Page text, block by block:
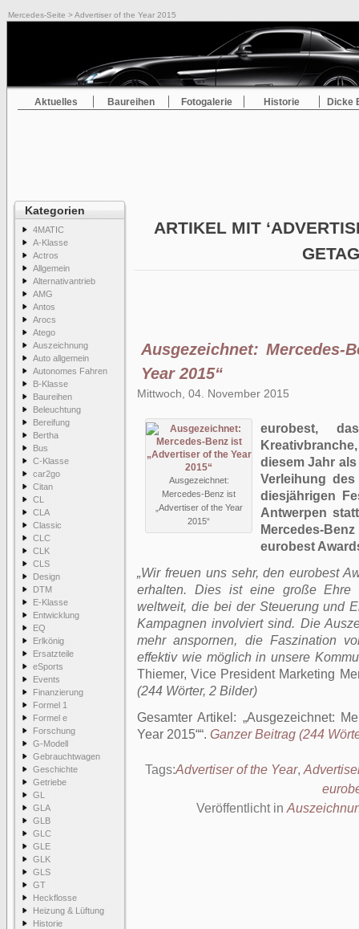
Mercedes-Seite > Advertiser of the Year 2015
Aktuelles Baureihen Fotogalerie Historie Dicke
Kategorien
4MATIC
A-Klasse
Actros
Allgemein
Alternativantrieb
AMG
Antos
Arocs
Atego
Auszeichnung
Auto allgemein
Autonomes Fahren
B-Klasse
Baureihen
Beleuchtung
Bereifung
Bertha
Bus
C-Klasse
car2go
Citan
CL
CLA
Classic
CLC
CLK
CLS
Design
DTM
E-Klasse
Entwicklung
EQ
Erlkönig
Ersatzteile
eSports
Events
Finanzierung
Formel 1
Formel e
Forschung
G-Modell
Gebrauchtwagen
Geschichte
Getriebe
GL
GLA
GLB
GLC
GLE
GLK
GLS
GT
Heckflosse
Heizung & Lüftung
Historie
ARTIKEL MIT
Ausgezeichnet: Mercedes-
Year 2015“
Mittwoch, 04. November 2015
Ausgezeichnet:
Mercedes-Benz ist
„Advertiser of the Year
2015“
eurobest,
diesem Jahr
Verleihung
diesjährigen
Antwerpen
Mercedes-
eurobest
„Wir freuen uns sehr, den eurobest
erhalten. Dies ist eine große Ehre
weltweit, die bei der Steuerung und
Kampagnen involviert sind. Die
mehr anspornen, die Faszination
effektiv wie möglich in unsere
Thiemer, Vice President Marketing
(244 Wörter, 2 Bilder)
Gesamter Artikel:
Ausgezeichnet:
Year 2015“ . Ganzer Beitrag (244
Tags:Advertiser of the Year,
Veröffentlicht in